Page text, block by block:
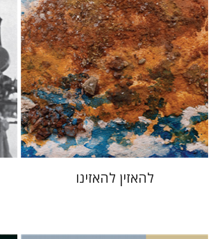
הנחת אתר ספר מודפס
$53
$48
להאזין להאזינו